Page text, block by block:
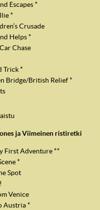
Escapes *
*
Crusade
Helps *
Chase
Trick *
Bridge/British Relief *
ja Viimeinen ristiretki
First Adventure **
*
Spot
Venice
Austria *